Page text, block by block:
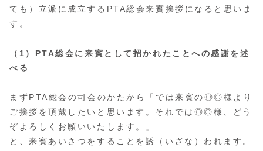
ても）立派に成立するPTA総会来賓挨拶になると思いま
す。
（1）PTA総会に来賓として招かれたことへの感謝を述
べる
まずPTA総会の司会のかたから「では来賓の◎◎様より
ご挨拶を頂戴したいと思います。それでは◎◎様、どう
ぞよろしくお願いいたします。」
と、来賓あいさつをすることを誘（いざな）われます。